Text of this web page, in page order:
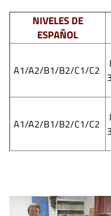
NIVELES DE
ESPAÑOL
A1/A2/B1/B2/C1/C2
A1/A2/B1/B2/C1/C2